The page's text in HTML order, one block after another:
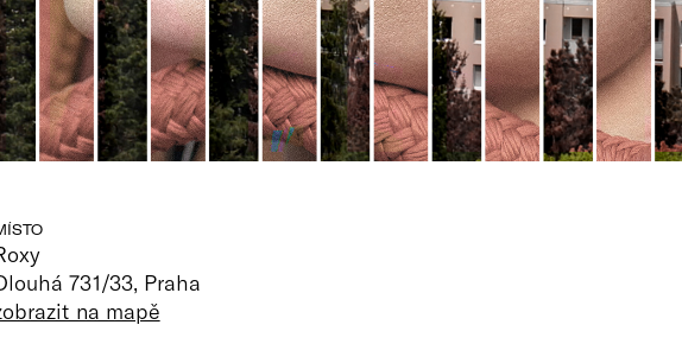
731/33, Praha
na mapě